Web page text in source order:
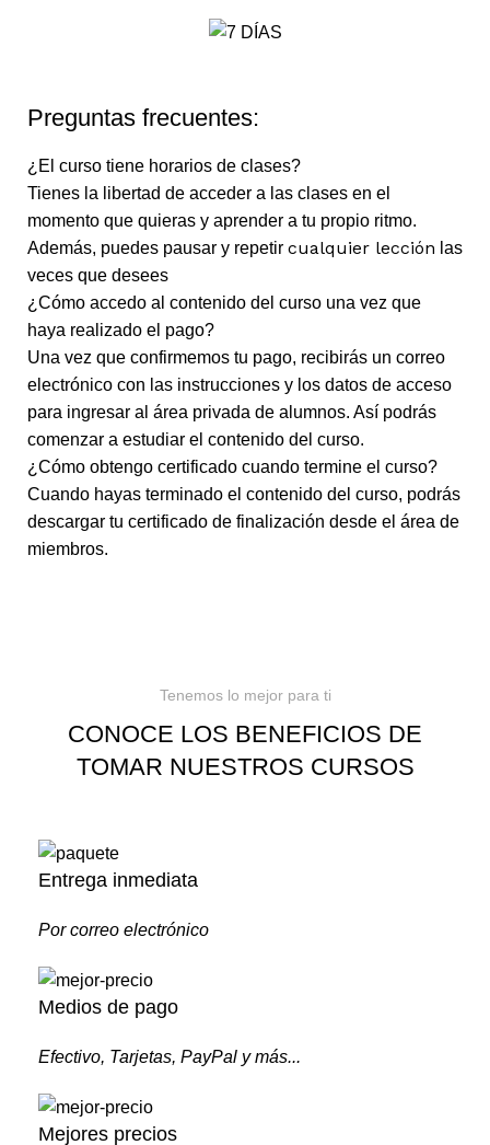
Preguntas frecuentes:
¿El curso tiene horarios de clases?
Tienes la libertad de acceder a las clases en el
momento que quieras y aprender a tu propio ritmo.
Además, puedes pausar y repetir cualquier lección las
veces que desees
¿Cómo accedo al contenido del curso una vez que
haya realizado el pago?
Una vez que confirmemos tu pago, recibirás un correo
electrónico con las instrucciones y los datos de acceso
para ingresar al área privada de alumnos. Así podrás
comenzar a estudiar el contenido del curso.
¿Cómo obtengo certificado cuando termine el curso?
Cuando hayas terminado el contenido del curso, podrás
descargar tu certificado de finalización desde el área de
miembros.
Tenemos lo mejor para ti
CONOCE LOS BENEFICIOS DE
TOMAR NUESTROS CURSOS
Entrega inmediata
Por correo electrónico
Medios de pago
Efectivo, Tarjetas, PayPal y más...
Mejores precios